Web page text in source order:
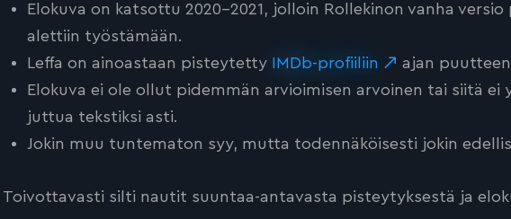
Elokuva on katsottu 2020-2021, jolloin Rollekinon vanha
alettiin työstämään.
Leffa on ainoastaan pisteytetty IMDb-profiiliin
ajan puutteen
Elokuva ei ole ollut pidemmän arvioimisen arvoinen tai siitä ei
juttua tekstiksi asti.
Jokin muu tuntematon syy, mutta todennäköisesti jokin
Toivottavasti silti nautit suuntaa-antavasta pisteytyksestä ja